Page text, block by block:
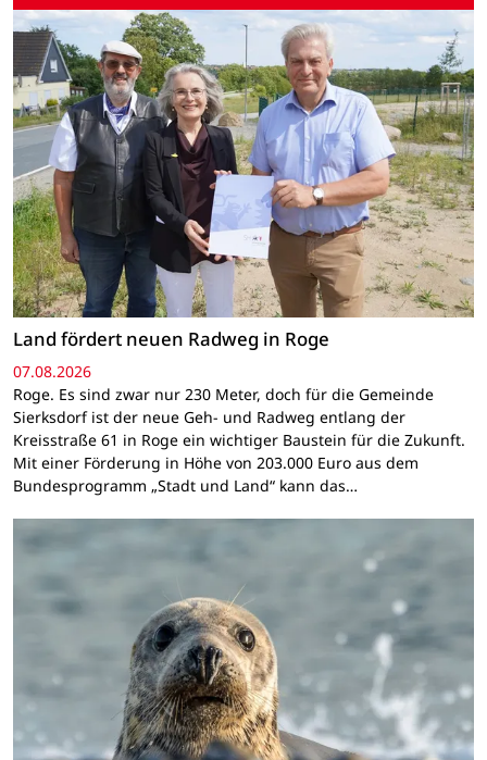
Land fördert neuen Radweg in Roge
07.08.2026
Roge. Es sind zwar nur 230 Meter, doch für die Gemeinde
Sierksdorf ist der neue Geh- und Radweg entlang der
Kreisstraße 61 in Roge ein wichtiger Baustein für die Zukunft.
Mit einer Förderung in Höhe von 203.000 Euro aus dem
Bundesprogramm „Stadt und Land“ kann das…